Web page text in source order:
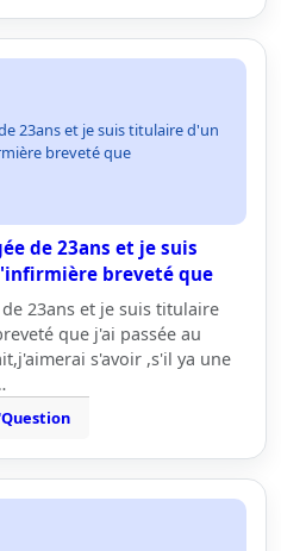
23ans et je suis titulaire d'un
breveté que
de 23ans et je suis
breveté que
23ans et je suis titulaire
que j'ai passée au
s'avoir ,s'il ya une